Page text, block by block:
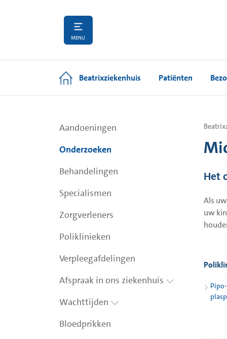
MENU
Beatrixziekenhuis Patiënten
Aandoeningen
Onderzoeken
Behandelingen
Specialismen
Zorgverleners
Poliklinieken
Verpleegafdelingen
Afspraak in ons ziekenhuis
Wachttijden
Bloedprikken
Het
Als
uw